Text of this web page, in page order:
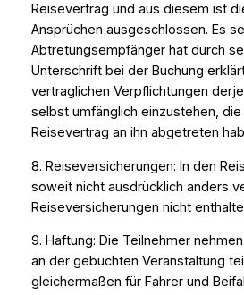
Reisevertrag und aus diesem ist
Ansprüchen ausgeschlossen. Es
Abtretungsempfänger hat durch
Unterschrift bei der Buchung
vertraglichen Verpflichtungen
selbst umfänglich einzustehen,
Reisevertrag an ihn abgetreten
8. Reiseversicherungen: In den
soweit nicht ausdrücklich anders
Reiseversicherungen nicht
9. Haftung: Die Teilnehmer
an der gebuchten Veranstaltung
gleichermaßen für Fahrer und